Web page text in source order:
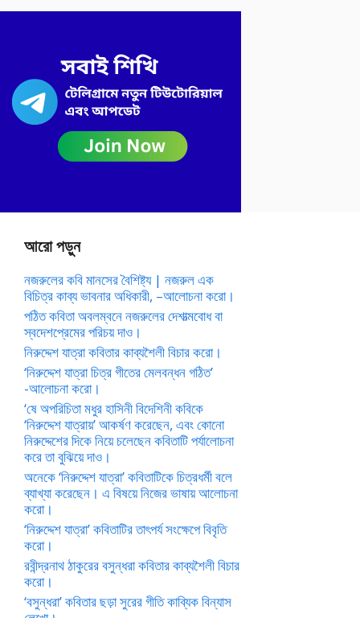
আরো পড়ুন
নজরুলের কবি মানসের বৈশিষ্ট্য | নজরুল এক
বিচিত্র কাব্য ভাবনার অধিকারী, –আলোচনা করো।
পঠিত কবিতা অবলম্বনে নজরুলের দেশাত্মবোধ বা
স্বদেশপ্রেমের পরিচয় দাও।
নিরুদ্দেশ যাত্রা কবিতার কাব্যশৈলী বিচার করো।
‘নিরুদ্দেশ যাত্রা চিত্র গীতের মেলবন্ধন গঠিত’
-আলোচনা করো।
‘ষে অপরিচিতা মধুর হাসিনী বিদেশিনী কবিকে
‘নিরুদ্দেশ যাত্রায়’ আকর্ষণ করেছেন, এবং কোনো
নিরুদ্দেশের দিকে নিয়ে চলেছেন কবিতাটি পর্যালোচনা
করে তা বুঝিয়ে দাও।
অনেকে ‘নিরুদ্দেশ যাত্রা’ কবিতাটিকে চিত্রধর্মী বলে
ব্যাখ্যা করেছেন। এ বিষয়ে নিজের ভাষায় আলোচনা
করো।
‘নিরুদ্দেশ যাত্রা’ কবিতাটির তাৎপর্য সংক্ষেপে বিবৃতি
করো।
রবীন্দ্রনাথ ঠাকুরের বসুন্ধরা কবিতার কাব্যশৈলী বিচার
করো।
‘বসুন্ধরা’ কবিতার ছড়া সুরের গীতি কাব্যিক বিন্যাস